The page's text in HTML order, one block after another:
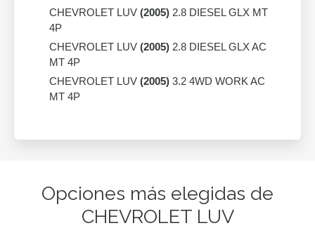
CHEVROLET LUV (2005) 2.8 DIESEL GLX MT
4P
CHEVROLET LUV (2005) 2.8 DIESEL GLX AC
MT 4P
CHEVROLET LUV (2005) 3.2 4WD WORK AC
MT 4P
Opciones más elegidas de
CHEVROLET LUV